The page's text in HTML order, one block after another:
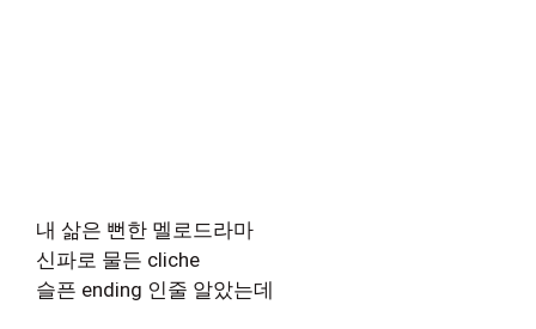
내 삶은 뻔한 멜로드라마
신파로 물든 cliche
슬픈 ending 인줄 알았는데